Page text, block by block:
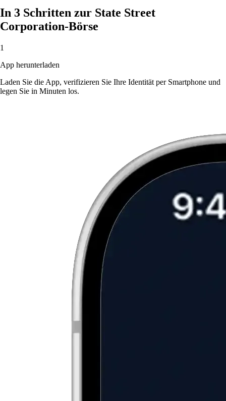
In 3 Schritten zur State Street
Corporation-Börse
1
App herunterladen
Laden Sie die App, verifizieren Sie Ihre Identität per Smartphone und
legen Sie in Minuten los.